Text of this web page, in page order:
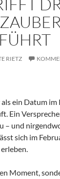
RIETZ
ein Datum im
Ein
– und
sich im
Moment,